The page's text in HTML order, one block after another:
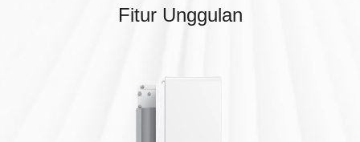
Fitur Unggulan